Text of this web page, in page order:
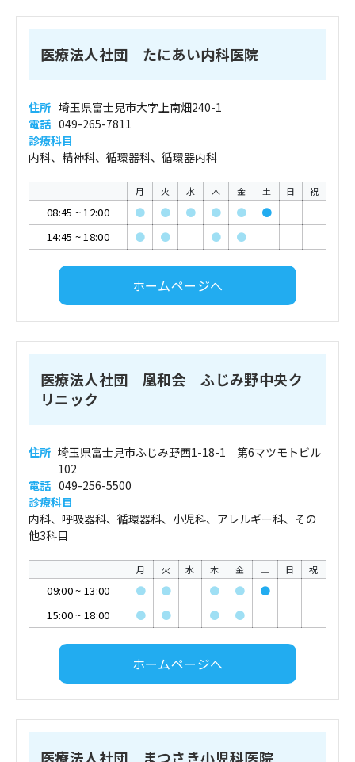
医療法人社団 たにあい内科医院
住所 埼玉県富士見市大字上南畑240-1
電話 049-265-7811
診療科目
内科、精神科、循環器科、循環器内科
月 火 水 木 金 土 日 祝
08:45 ~12:00 ● ● ● ● ●
●
14:45 ~18:00 ● ● ● ●
ホームページへ
医療法人社団 凰和会 ふじみ野中央ク
リニック
住所 埼玉県富士見市ふじみ野西1-18-1 第6マツモトビル
102
電話 049-256-5500
診療科目
内科、呼吸器科、循環器科、小児科、アレルギー科、その
他3科目
月 火 水 木 金 土 日 祝
09:00~ 13:00 ● ● ● ●
●
15:00~ 18:00 ● ● ● ●
ホームページへ
医療法人社団 まつさき小児科医院